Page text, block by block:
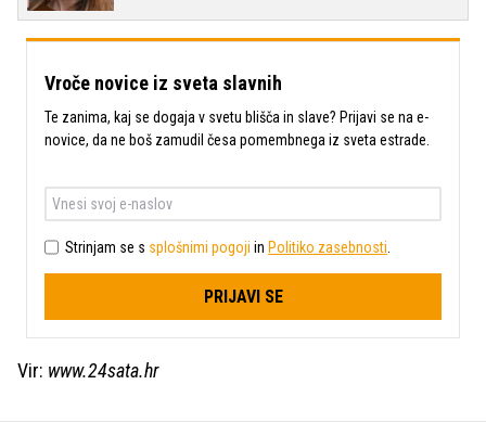
Vroče novice iz sveta slavnih
Te zanima, kaj se dogaja v svetu blišča in slave? Prijavi se na e-
novice, da ne boš zamudil česa pomembnega iz sveta estrade.
Strinjam se s splošnimi pogoji in Politiko zasebnosti
PRIJAVI SE
Vir: www.24sata.hr